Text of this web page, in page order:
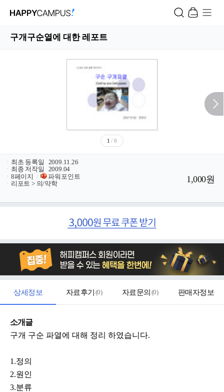
구개구순열에 대한 레포트
1 / 8
ㆍ 최초 등록일
2009.11.26
ㆍ 최종 저작일
2009.04
ㆍ 8페이지 /
파워포인트
ㆍ 리포트 > 의/약학 1,000원
상세정보 자료후기 (0) 자료문의 (0) 판매자정보
소개글
구개 구순 파열에 대해 정리 하였습니다.
1.정의
2.원인
3.분류